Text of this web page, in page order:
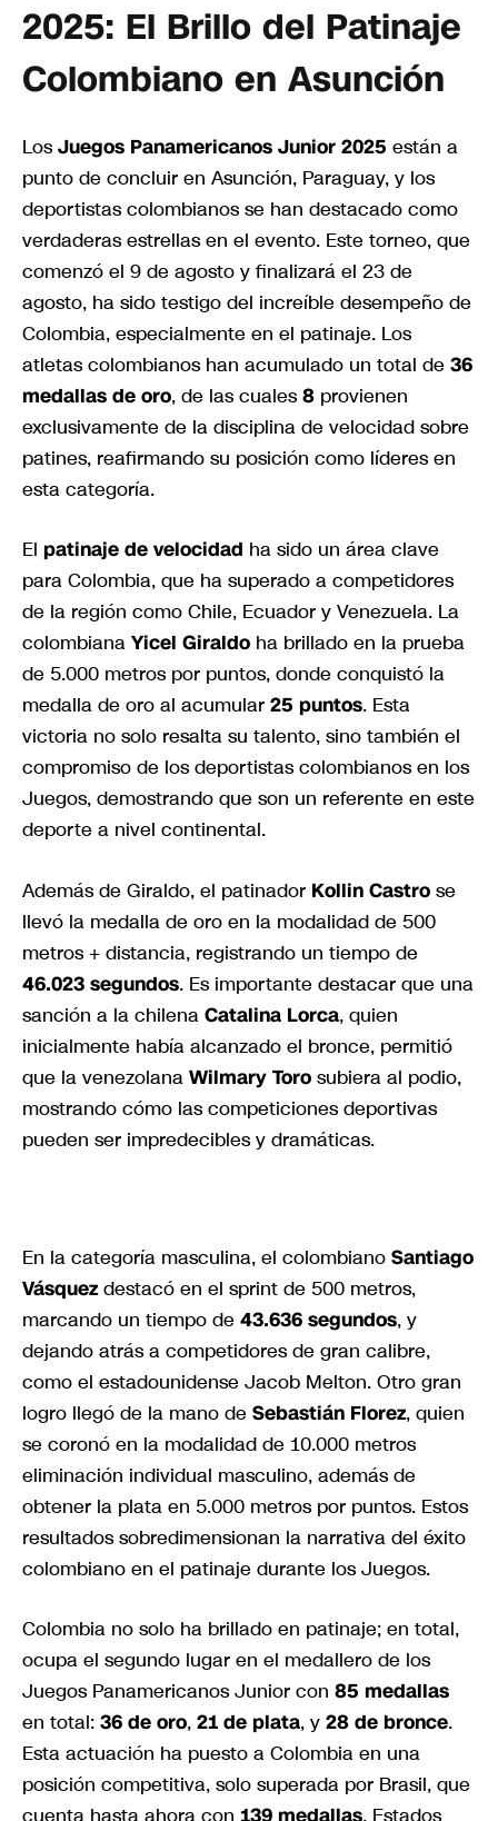
2025: El Brillo del Patinaje
Colombiano en Asunción
LosJuegos Panamericanos Junior 2025 están a
punto de concluir en Asunción, Paraguay, y los
deportistas colombianos se han destacado como
verdaderas estrellas en el evento. Este torneo, que
comenzó el 9 de agosto y finalizará el 23 de
agosto, ha sido testigo del increíble desempeño de
Colombia, especialmente en el patinaje. Los
atletas colombianos han acumulado un total de 36
medallas de oro, de las cuales8 provienen
exclusivamente de la disciplina de velocidad sobre
patines, reafirmando su posición como líderes en
esta categoría.
El patinaje de velocidad ha sido un área clave
para Colombia, que ha superado a competidores
de la región como Chile, Ecuador y Venezuela. La
colombiana Yicel Giraldo ha brillado en la prueba
de 5.000 metros por puntos, donde conquistó la
medalla de oro al acumular 25 puntos. Esta
victoria no solo resalta su talento, sino también el
compromiso de los deportistas colombianos en los
Juegos, demostrando que son un referente en este
deporte a nivel continental.
Además de Giraldo, el patinador Kollin Castro se
llevó la medalla de oro en la modalidad de 500
metros + distancia, registrando un tiempo de
46.023 segundos. Es importante destacar que una
sanción a la chilena Catalina Lorca, quien
inicialmente había alcanzado el bronce, permitió
que la venezolana Wilmary Toro subiera al podio,
mostrando cómo las competiciones deportivas
pueden ser impredecibles y dramáticas.
En la categoría masculina, el colombiano Santiago
Vásquezdestacó en el sprint de 500 metros,
marcando un tiempo de 43.636 segundos, y
dejando atrás a competidores de gran calibre,
como el estadounidense Jacob Melton. Otro gran
logro llegó de la mano de Sebastián Florez, quien
se coronó en la modalidad de 10.000 metros
eliminación individual masculino, además de
obtener la plata en 5.000 metros por puntos. Estos
resultados sobredimensionan la narrativa del éxito
colombiano en el patinaje durante los Juegos.
Colombia no solo ha brillado en patinaje; en total,
ocupa el segundo lugar en el medallero de los
Juegos Panamericanos Junior con 85 medallas
en total: 36 de oro, 21 de plata, y 28 de bronce.
Esta actuación ha puesto a Colombia en una
posición competitiva, solo superada por Brasil, que
cuenta hasta ahora con 139 medallas. Estados